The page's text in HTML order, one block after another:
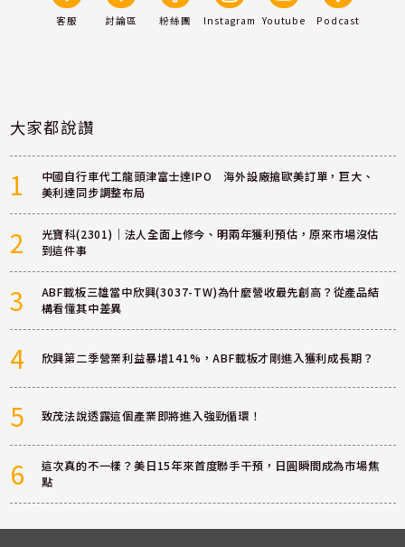
客服 討論區 粉絲團 Instagram Youtube Podcast
大家都說讚
1
中國自行車代工龍頭津富士達IPO 海外設廠搶歐美訂單，巨大、
美利達同步調整布局
2
光寶科(2301)｜法人全面上修今、明兩年獲利預估，原來市場沒估
到這件事
3
ABF載板三雄當中欣興(3037-TW)為什麼營收最先創高？從產品結
構看懂其中差異
4 欣興第二季營業利益暴增141%，ABF載板才剛進入獲利成長期？
5 致茂法說透露這個產業即將進入強勁循環！
6
這次真的不一樣？美日15年來首度聯手干預，日圓瞬間成為市場焦
點